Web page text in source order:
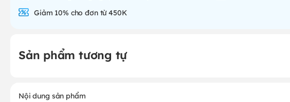
Giảm 10% cho đơn từ 450K
Sản phẩm tương tự
Nội dung sản phẩm